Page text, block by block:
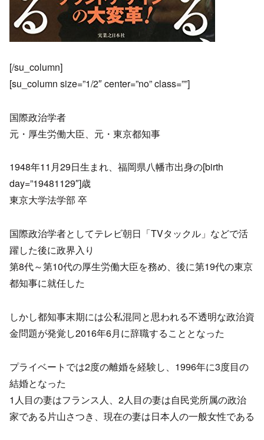
[/su_column]
[su_column size=”1/2″ center=”no” class=””]
国際政治学者
元・厚生労働大臣、元・東京都知事
1948年11月29日生まれ、福岡県八幡市出身の[birth
day=”19481129″]歳
東京大学法学部 卒
国際政治学者としてテレビ朝日「TVタックル」などで活
躍した後に政界入り
第8代～第10代の厚生労働大臣を務め、後に第19代の東京
都知事に就任した
しかし都知事末期には公私混同と思われる不透明な政治資
金問題が発覚し2016年6月に辞職することとなった
プライベートでは2度の離婚を経験し、1996年に3度目の
結婚となった
1人目の妻はフランス人、2人目の妻は自民党所属の政治
家である片山さつき、現在の妻は日本人の一般女性である